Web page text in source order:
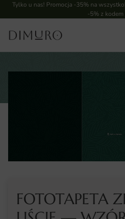
Tylko u nas! Promocja -35% na
-5% z kodem
FOTOTAPETA